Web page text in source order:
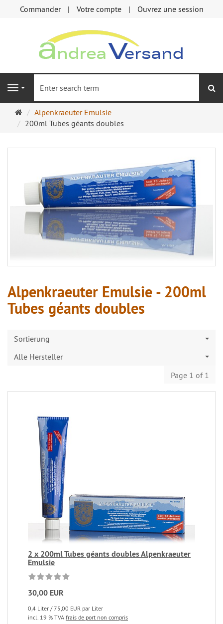
Commander Votre compte Ouvrez une session
Navigation
Page
d'accueil
Alpenkraeuter Emulsie
200ml Tubes géants doubles
Alpenkraeuter Emulsie - 200ml
Tubes géants doubles
Sortierung
Alle Hersteller
Page 1 of 1
2 x 200ml Tubes géants doubles Alpenkraeuter
Emulsie
30,00 EUR
0,4 Liter / 75,00 EUR par Liter
incl. 19 % TVA frais de port non compris